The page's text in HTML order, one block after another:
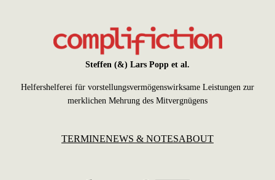
Steffen (&) Lars Popp et al.
Helfershelferei für vorstellungsvermögenswirksame Leistungen zur
merklichen Mehrung des Mitvergnügens
TERMINENEWS & NOTESABOUT